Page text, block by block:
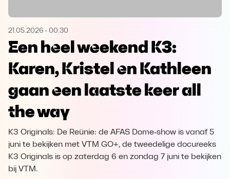
Microsoft Edge Download
Opera Download
21.05.2026 - 00:30
Een heel weekend K3:
Karen, Kristel en Kathleen
gaan een laatste keer all
the way
K3 Originals: De Reünie: de AFAS Dome‑show is vanaf 5
juni te bekijken met VTM GO+, de tweedelige docureeks
K3 Originals is op zaterdag 6 en zondag 7 juni te bekijken
bij VTM.